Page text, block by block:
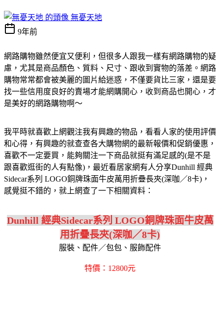
無憂天地
9年前
網路購物雖然便宜又便利，但很多人跟我一樣有網路購物的疑
慮，尤其是商品顏色、質料、尺寸、跟收到實物的落差。網路
購物常常都會被美麗的圖片給迷惑，不僅要貨比三家，還是要
找一些信用度良好的賣場才能網購開心，收到商品也開心，才
是美好的網路購物啊～
我平時就喜歡上網觀注我有興趣的物品，看看人家的使用評價
和心得，有興趣的就查查各大購物網的最新報價和促銷優惠，
喜歡不一定要買，能夠關注一下商品就挺有滿足感的(是不是
跟喜歡逛街的人有點像)，最近看居家網有人分享Dunhill 經典
Sidecar系列 LOGO銅牌珠面牛皮萬用折疊長夾(深咖／8卡)，
感覺挺不錯的，就上網查了一下相關資料：
Dunhill 經典Sidecar系列 LOGO銅牌珠面牛皮萬
用折疊長夾(深咖／8卡)
服裝、配件／包包、服飾配件
特價：12800元